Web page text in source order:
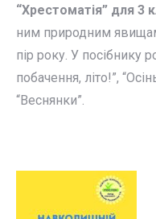
“Хрестоматія” для 3
ним природним
пір року. У посібнику
побачення, літо!”,
“Веснянки”.